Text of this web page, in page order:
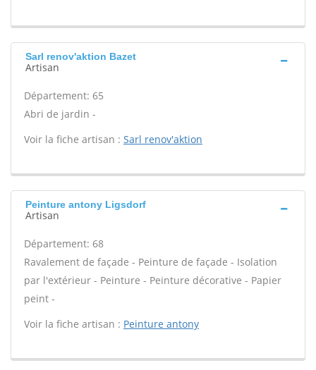
Sarl renov'aktion Bazet
Artisan
Département: 65
Abri de jardin -
Voir la fiche artisan : Sarl renov'aktion
Peinture antony Ligsdorf
Artisan
Département: 68
Ravalement de façade - Peinture de façade - Isolation
par l'extérieur - Peinture - Peinture décorative - Papier
peint -
Voir la fiche artisan : Peinture antony